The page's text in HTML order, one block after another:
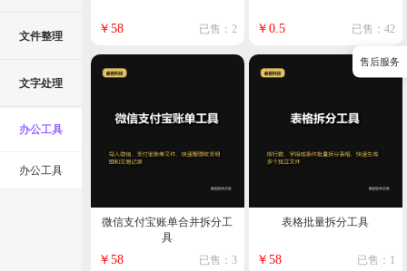
文件整理
文字处理
办公工具
办公工具
￥58 已售：2 ￥0.5 已售：42
微信支付宝账单合并拆分工
具
￥58 已售：3
表格批量拆分工具
￥58 已售：1
售后服务